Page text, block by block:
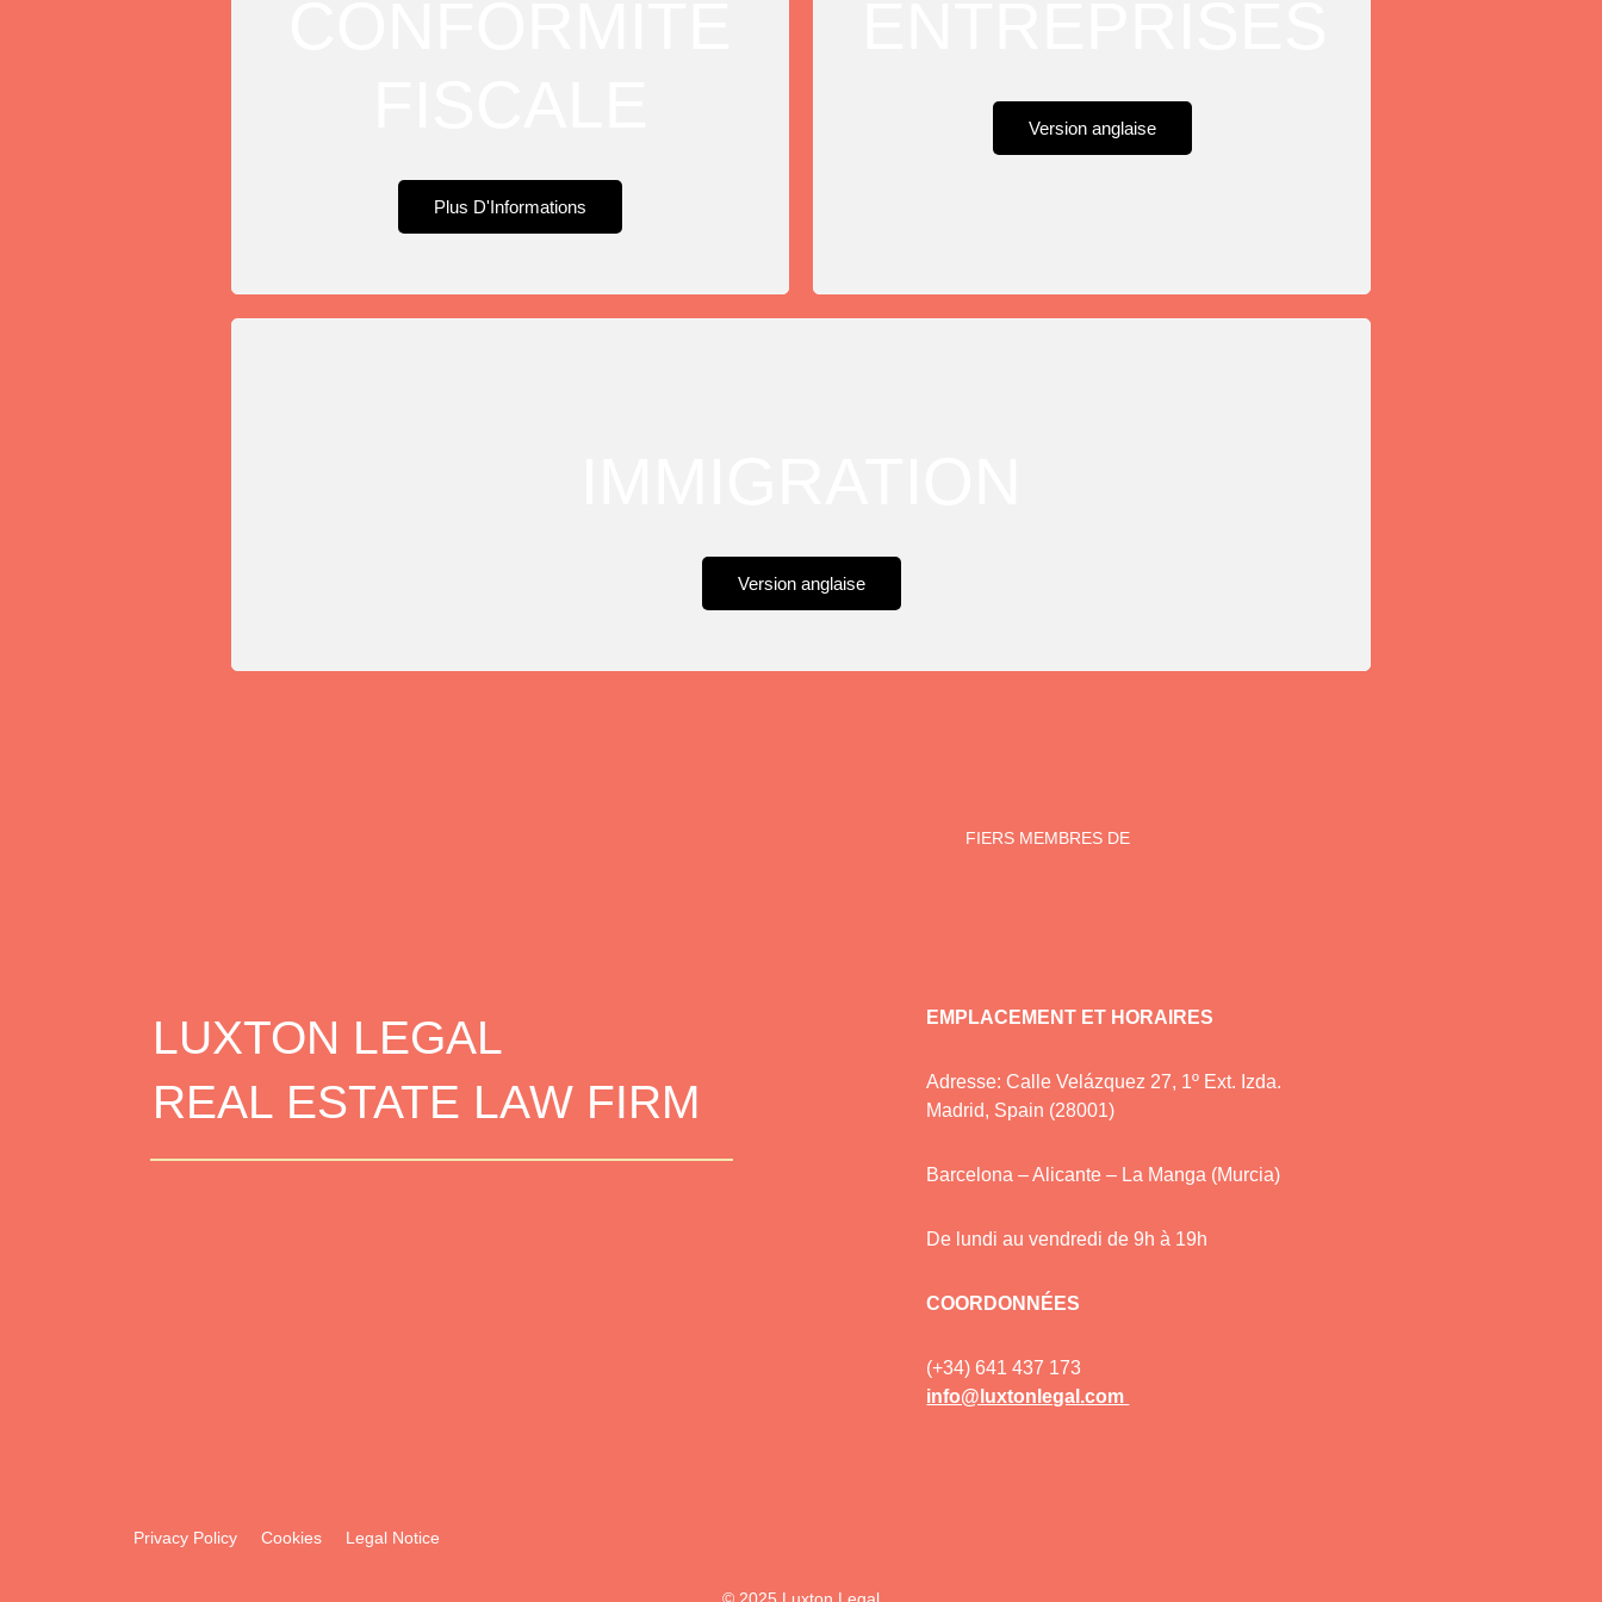
Plus D'Informations
Version anglaise
Version anglaise
FIERS MEMBRES DE
LUXTON LEGAL
REAL ESTATE LAW FIRM
EMPLACEMENT ET HORAIRES
Adresse: Calle Velázquez 27, 1º Ext. Izda.
Madrid, Spain (28001)
Barcelona – Alicante – La Manga (Murcia)
De lundi au vendredi de 9h à 19h
COORDONNÉES
(+34) 641 437 173
info@luxtonlegal.com
Privacy Policy Cookies Legal Notice